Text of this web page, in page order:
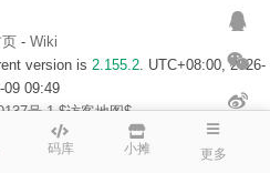
码库 小摊 更多
- Wiki
version is 2.155.2. UTC+08:00, 2026-
09 09:49
号-1 $访客地图$